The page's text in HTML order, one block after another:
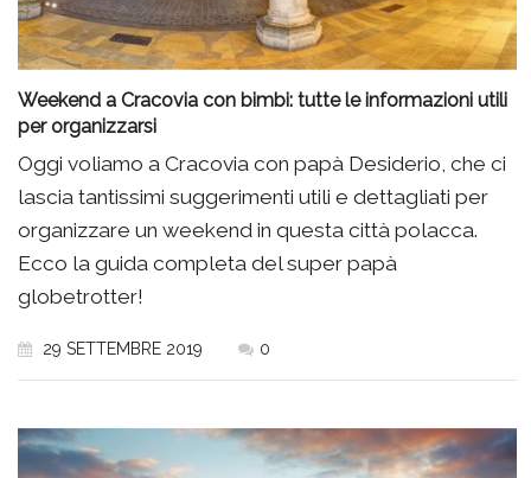
Weekend a Cracovia con bimbi: tutte le informazioni utili
per organizzarsi
Oggi voliamo a Cracovia con papà Desiderio, che ci
lascia tantissimi suggerimenti utili e dettagliati per
organizzare un weekend in questa città polacca.
Ecco la guida completa del super papà
globetrotter!
29 SETTEMBRE 2019 0